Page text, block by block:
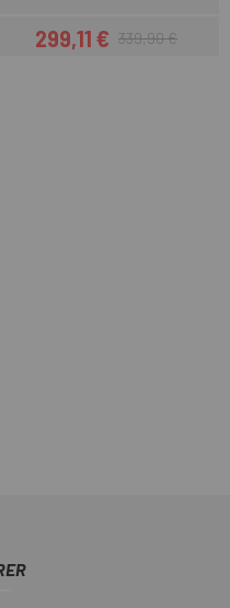
Prix
299,11 €Prix habituel
339,90 €